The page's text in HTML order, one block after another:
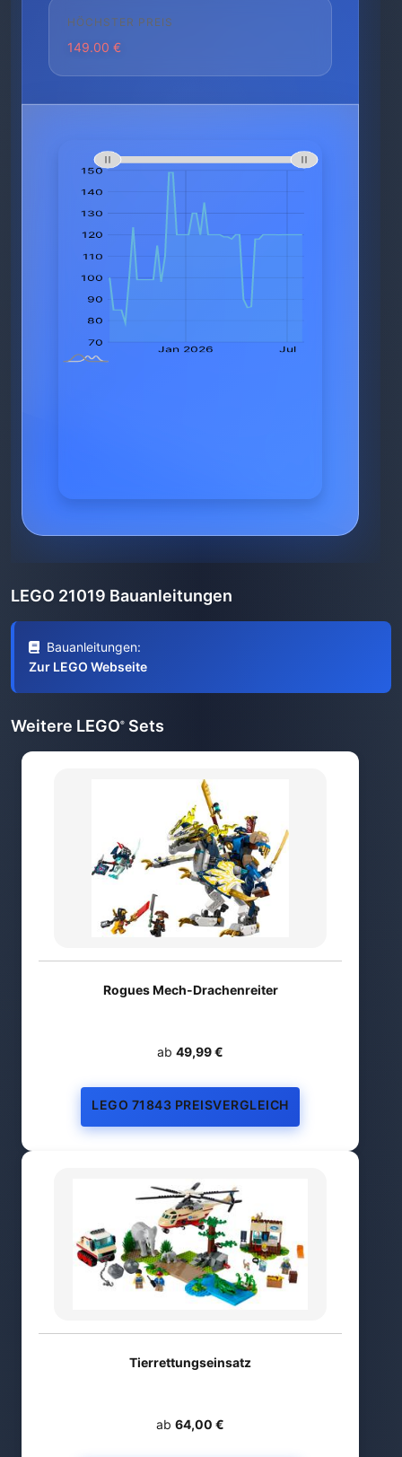
HÖCHSTER PREIS
149.00 €
LEGO 21019 Bauanleitungen
Bauanleitungen:
Zur LEGO Webseite
Weitere LEGO® Sets
Rogues Mech-Drachenreiter
ab 49,99 €
LEGO 71843 PREISVERGLEICH
Tierrettungseinsatz
ab 64,00 €